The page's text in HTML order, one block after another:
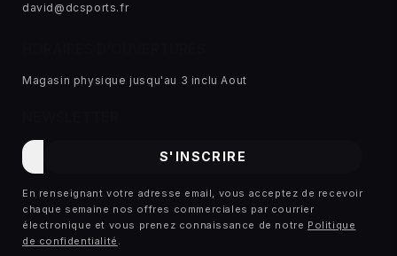
david@dcsports.fr
Magasin physique jusqu'au 3 inclu Aout
E-
mail
S'INSCRIRE
En renseignant votre adresse email, vous acceptez de recevoir
chaque semaine nos offres commerciales par courrier
électronique et vous prenez connaissance de notre Politique
de confidentialité .